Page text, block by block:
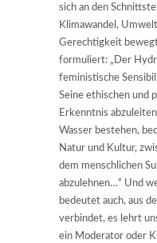
sich an den
Klimawandel,
Gerechtigkeit
formuliert: „Der
feministische
Seine ethischen und
Erkenntnis
Wasser bestehen,
Natur und Kultur,
dem menschlichen
abzulehnen…“ Und
bedeutet auch, aus
verbindet, es lehrt
ein Moderator oder